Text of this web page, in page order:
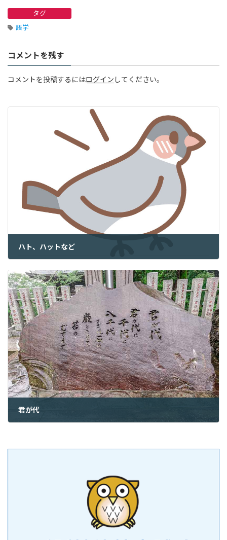
タグ
語学
コメントを残す
コメントを投稿するにはログイン してください。
ハト、ハットなど
君が代